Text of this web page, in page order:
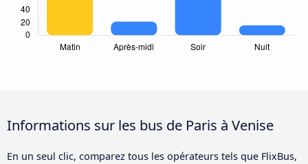
Informations sur les bus de Paris à Venise
En un seul clic, comparez tous les opérateurs tels que FlixBus,